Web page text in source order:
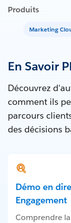
Produits
Marketing
En Savoir
Découvrez
comment ils
parcours
des décisions
Démo en
Engagement
Comprendre